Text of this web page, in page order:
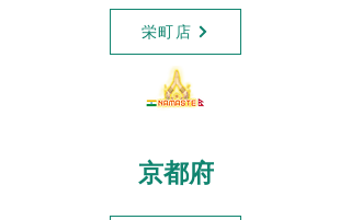
栄町店
京都府